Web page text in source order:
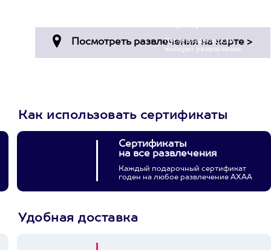
Пусть владелец сам
выберет развлечение.
Как использовать сертификаты
Сертификаты
на все развлечения
Каждый подарочный сертификат
годен на любое развлечение АХАА
Удобная доставка